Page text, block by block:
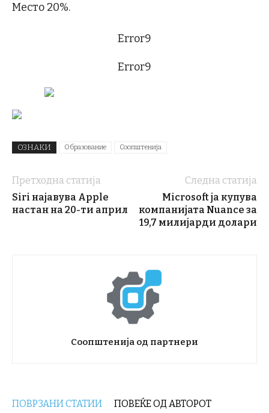
Место 20%.
Error9
Error9
ОЗНАКИ Образование Соопштенија
Претходна статија
Siri најавува Apple
настан на 20-ти април
Следна статија
Microsoft ја купува
компанијата Nuance за
19,7 милијарди долари
Соопштенија од партнери
ПОВРЗАНИ СТАТИИ ПОВЕЌЕ ОД АВТОРОТ